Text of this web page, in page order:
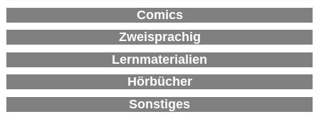
Comics
Zweisprachig
Lernmaterialien
Hörbücher
Sonstiges